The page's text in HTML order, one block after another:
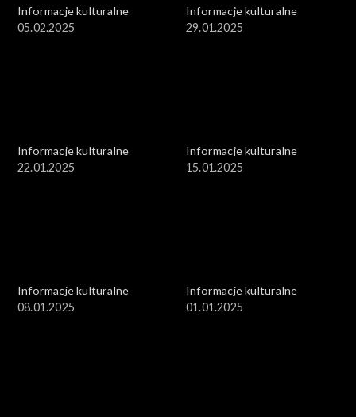
Informacje kulturalne
05.02.2025
Informacje kulturalne
29.01.2025
Informacje kulturalne
22.01.2025
Informacje kulturalne
15.01.2025
Informacje kulturalne
08.01.2025
Informacje kulturalne
01.01.2025